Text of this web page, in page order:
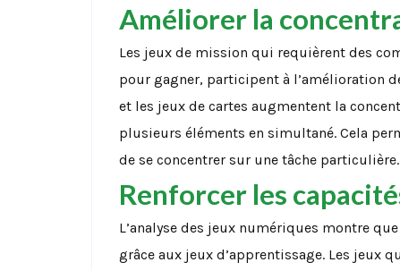
Améliorer la
Les jeux de mission qui requièrent des
pour gagner, participent à l’amélioration
et les jeux de cartes augmentent la
plusieurs éléments en simultané. Cela
de se concentrer sur une tâche particulière.
Renforcer les
L’analyse des jeux numériques montre
grâce aux jeux d’apprentissage. Les jeux